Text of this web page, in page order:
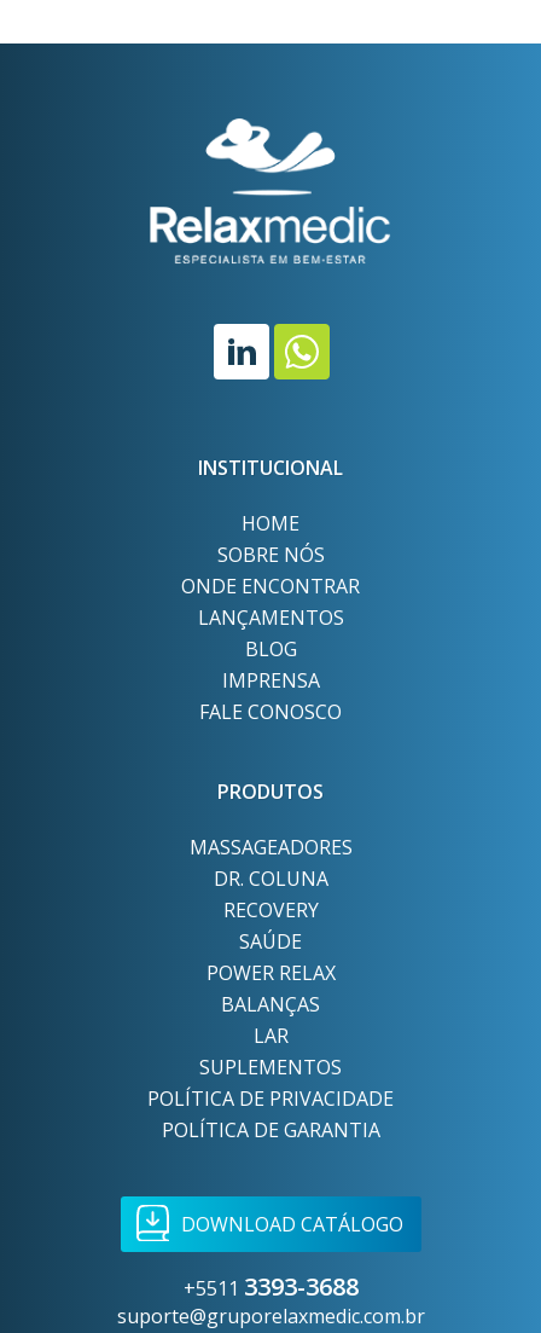
INSTITUCIONAL
HOME
SOBRE NÓS
ONDE ENCONTRAR
LANÇAMENTOS
BLOG
IMPRENSA
FALE CONOSCO
PRODUTOS
MASSAGEADORES
DR. COLUNA
RECOVERY
SAÚDE
POWER RELAX
BALANÇAS
LAR
SUPLEMENTOS
POLÍTICA DE PRIVACIDADE
POLÍTICA DE GARANTIA
DOWNLOAD CATÁLOGO
+5511 3393-3688
suporte@gruporelaxmedic.com.br